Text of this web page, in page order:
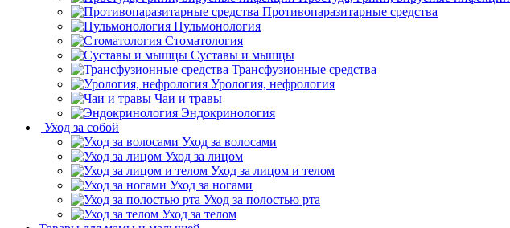
Противопаразитарные средства
Пульмонология
Стоматология
Суставы и мышцы
Трансфузионные средства
Урология, нефрология
Чаи и травы
Эндокринология
Уход за собой
Уход за волосами
Уход за лицом
Уход за лицом и телом
Уход за ногами
Уход за полостью рта
Уход за телом